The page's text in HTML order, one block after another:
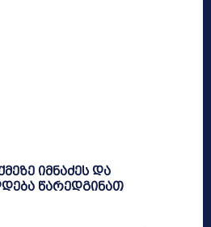
იმნაძეს და
წარედგინათ